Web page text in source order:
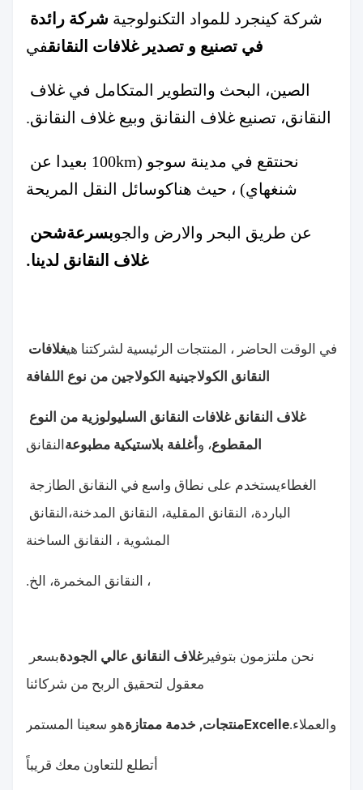
شركة كينجرد للمواد التكنولوجية
في تصنيع و تصدير غلافات النقانقفي
النقانق، تصنيع غلاف النقانق وبيع غلاف النقانق.
نحن
شنغهاي) ، حيث هناكوسائل النقل المريحة
عن طريق البحر والارض والجوبسرعة
غلاف النقانق لدينا.
في الوقت الحاضر ، المنتجات الرئيسية لشركتنا هي
النقانق الكولاجينية الكولاجين من نوع اللفافة
غلاف النقانق
المقطوع، وأغلفة بلاستيكية مطبوعة النقانق
الغطاء
الباردة، النقانق المقلية، النقانق المدخنة،
المشوية ، النقانق الساخنة
، النقانق المخمرة، الخ.
نحن ملتزمون بتوفيرغلاف النقانق عالي الجودة
معقول لتحقيق الربح من شركائنا
والعملاء.‬Excelleمنتجات, خدمة ممتازةهو سعينا المستمر
أتطلع للتعاون معك قريباً